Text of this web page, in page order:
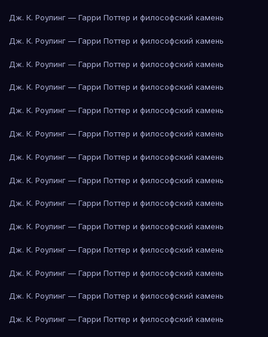
Дж. К. Роулинг — Гарри Поттер и философский камень
Дж. К. Роулинг — Гарри Поттер и философский камень
Дж. К. Роулинг — Гарри Поттер и философский камень
Дж. К. Роулинг — Гарри Поттер и философский камень
Дж. К. Роулинг — Гарри Поттер и философский камень
Дж. К. Роулинг — Гарри Поттер и философский камень
Дж. К. Роулинг — Гарри Поттер и философский камень
Дж. К. Роулинг — Гарри Поттер и философский камень
Дж. К. Роулинг — Гарри Поттер и философский камень
Дж. К. Роулинг — Гарри Поттер и философский камень
Дж. К. Роулинг — Гарри Поттер и философский камень
Дж. К. Роулинг — Гарри Поттер и философский камень
Дж. К. Роулинг — Гарри Поттер и философский камень
Дж. К. Роулинг — Гарри Поттер и философский камень